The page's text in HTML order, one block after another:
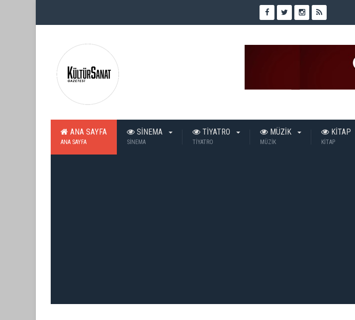
ANA SAYFA
ANA SAYFA
SİNEMA
SİNEMA
TİYATRO
TİYATRO
MÜZİK
MÜZİK
KİTAP
KİTAP